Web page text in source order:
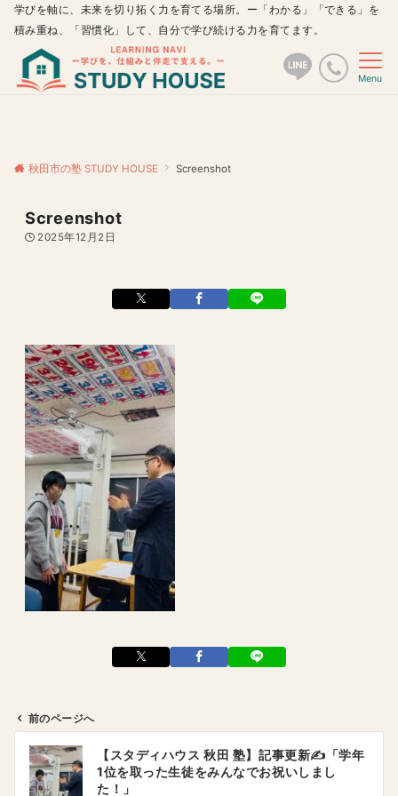
学びを軸に、未来を切り拓く力を育てる場所。ー「わかる」「できる」を
積み重ね、「習慣化」して、自分で学び続ける力を育てます。
Menu
秋田市の塾 STUDY HOUSE Screenshot
Screenshot
2025年12月2日
前のページへ
【スタディハウス 秋田 塾】記事更新✍️「学年
1位を取った生徒をみんなでお祝いしまし
た！」